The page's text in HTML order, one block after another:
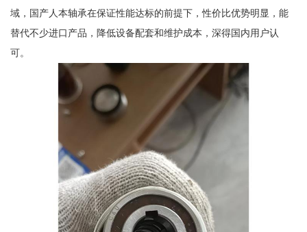
域，国产人本轴承在保证性能达标的前提下，性价比优势明显，能
替代不少进口产品，降低设备配套和维护成本，深得国内用户认
可。